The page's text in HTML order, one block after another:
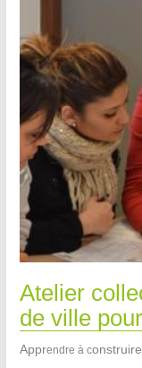
Atelier
de ville
Apprendre à construi